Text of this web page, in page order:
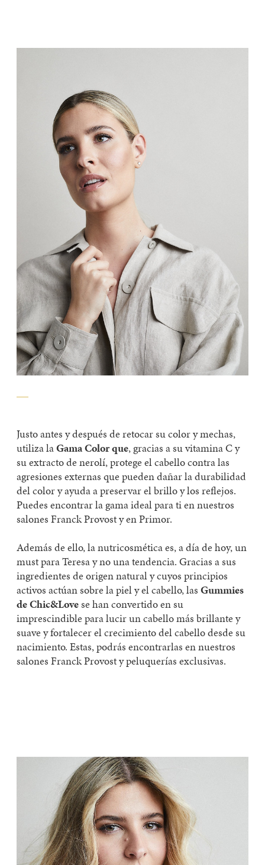
Justo antes y después de retocar su color y mechas,
utiliza laGama Colorque, gracias a su vitamina C y
su extracto de nerolí, protege el cabello contra las
agresiones externas que pueden dañar la durabilidad
del colory ayuda a preservar el brillo y los reflejos.
Puedes encontrar la gama ideal para ti en nuestros
salones Franck Provost y en Primor.
Además de ello, lanutricosméticaes,a día de hoy, un
mustpara Teresa y no una tendencia. Gracias a sus
ingredientes de origen natural y cuyos principios
activos actúan sobre la piel y el cabello, las Gummies
deChic&Lovese han convertido en su
imprescindible para lucir un cabello más brillante y
suave y fortalecer el crecimiento del cabello desde su
nacimiento. Estas, podrás encontrarlas en nuestros
salones Franck Provost y peluquerías exclusivas.